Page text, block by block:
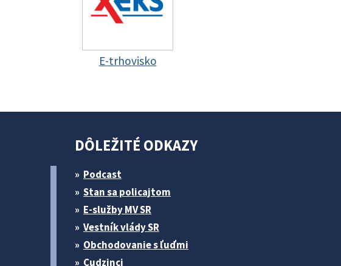
E-trhovisko
DÔLEŽITÉ ODKAZY
Podcast
Stan sa policajtom
E-služby MV SR
Vestník vlády SR
Obchodovanie s ľuďmi
Cudzinci